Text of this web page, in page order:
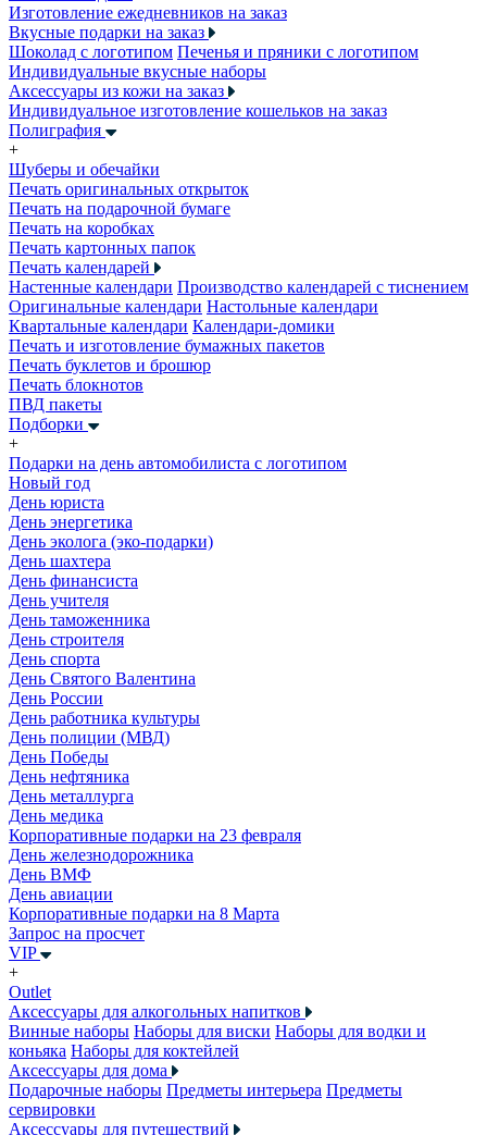
Изготовление ежедневников на заказ
Вкусные подарки на заказ
Шоколад с логотипом Печенья и пряники с логотипом
Индивидуальные вкусные наборы
Аксессуары из кожи на заказ
Индивидуальное изготовление кошельков на заказ
Полиграфия
+
Шуберы и обечайки
Печать оригинальных открыток
Печать на подарочной бумаге
Печать на коробках
Печать картонных папок
Печать календарей
Настенные календари Производство календарей с тиснением
Оригинальные календари Настольные календари
Квартальные календари Календари-домики
Печать и изготовление бумажных пакетов
Печать буклетов и брошюр
Печать блокнотов
ПВД пакеты
Подборки
+
Подарки на день автомобилиста с логотипом
Новый год
День юриста
День энергетика
День эколога (эко-подарки)
День шахтера
День финансиста
День учителя
День таможенника
День строителя
День спорта
День Святого Валентина
День России
День работника культуры
День полиции (МВД)
День Победы
День нефтяника
День металлурга
День медика
Корпоративные подарки на 23 февраля
День железнодорожника
День ВМФ
День авиации
Корпоративные подарки на 8 Марта
Запрос на просчет
VIP
+
Outlet
Аксессуары для алкогольных напитков
Винные наборы Наборы для виски Наборы для водки и
коньяка Наборы для коктейлей
Аксессуары для дома
Подарочные наборы Предметы интерьера Предметы
сервировки
Аксессуары для путешествий